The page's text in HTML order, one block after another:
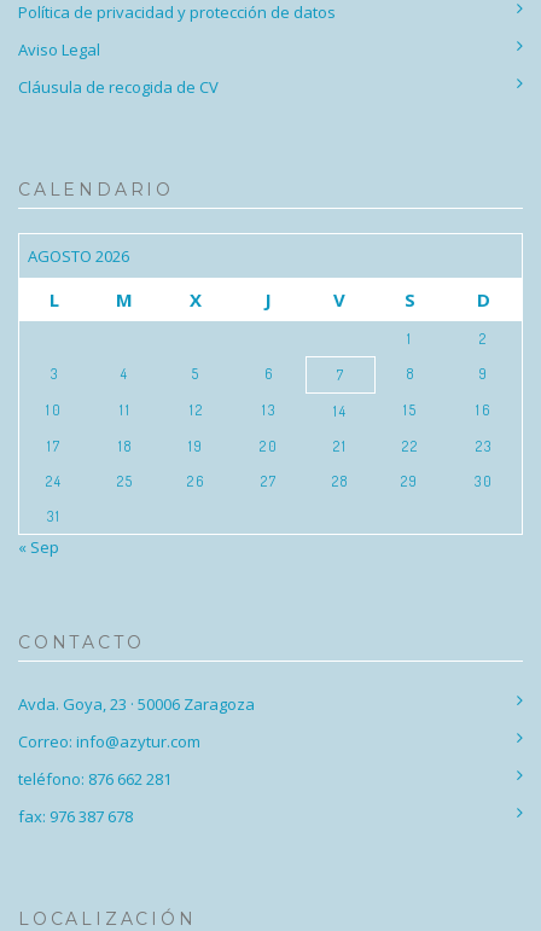
Política de privacidad y protección de datos
Aviso Legal
Cláusula de recogida de CV
CALENDARIO
AGOSTO 2026
L M X J V S D
1
2
3
4 5 6 7 8
9
10
11 12 13 14 15
16
17
18 19 20 21 22
23
24
25 26 27 28 29
30
31
« Sep
CONTACTO
Avda. Goya, 23 · 50006 Zaragoza
Correo: info@azytur.com
teléfono: 876 662 281
fax: 976 387 678
LOCALIZACIÓN